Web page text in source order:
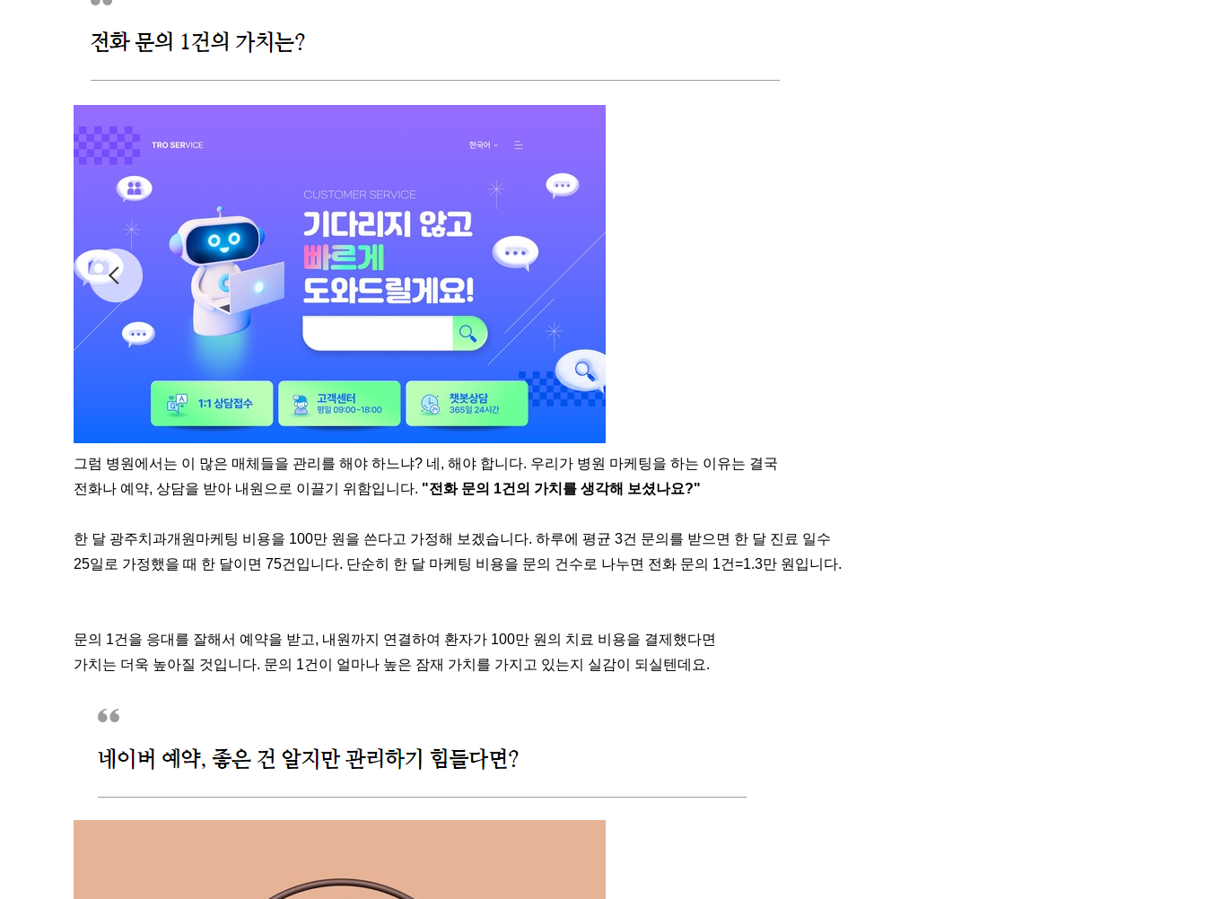
그럼 병원에서는 이 많은 매체들을 관리를 해야 하느냐? 네, 해야 합니다. 우리가 병원 마케팅을 하는 이유는 결국
전화나 예약, 상담을 받아 내원으로 이끌기 위함입니다. "전화 문의 1건의 가치를 생각해 보셨나요?"
한 달 광주치과개원마케팅 비용을 100만 원을 쓴다고 가정해 보겠습니다. 하루에 평균 3건 문의를 받으면 한 달 진료 일수
25일로 가정했을 때 한 달이면 75건입니다. 단순히 한 달 마케팅 비용을 문의 건수로 나누면 전화 문의 1건=1.3만 원입니다.
문의 1건을 응대를 잘해서 예약을 받고, 내원까지 연결하여 환자가 100만 원의 치료 비용을 결제했다면
가치는 더욱 높아질 것입니다. 문의 1건이 얼마나 높은 잠재 가치를 가지고 있는지 실감이 되실텐데요.